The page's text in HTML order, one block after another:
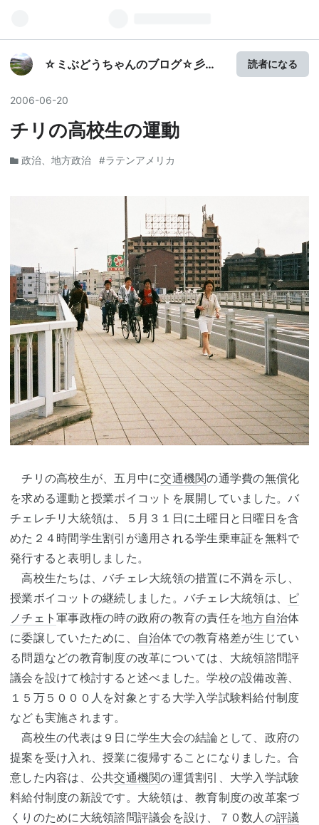
☆ミぶどうちゃんのブログ☆彡ぶ
い！
読者になる
2006-06-20
チリの高校生の運動
政治、地方政治 #ラテンアメリカ
チリの高校生が、五月中に交通機関の通学費の無償化
を求める運動と授業ボイコットを展開していました。バ
チェレチリ大統領は、５月３１日に土曜日と日曜日を含
めた２４時間学生割引が適用される学生乗車証を無料で
発行すると表明しました。
高校生たちは、バチェレ大統領の措置に不満を示し、
授業ボイコットの継続しました。バチェレ大統領は、
ピ
ノチェト 軍事政権の時の政府の教育の責任を地方自治体
に委譲していたために、
自治体での教育格差が生じてい
る問題などの教育制度の改革については、大統領諮問評
議会を設けて検討すると述べました。学校の設備改善、
１５万５０００人を対象とする大学入学試験料給付制度
なども実施されます。
高校生の代表は９日に学生大会の結論として、政府の
提案を受け入れ、授業に復帰することになりました。合
意した内容は、公共交通機関の運賃割引、大学入学試験
料給付制度の新設です。大統領は、教育制度の改革案づ
くりのために大統領諮問評議会を設け、７０数人の評議